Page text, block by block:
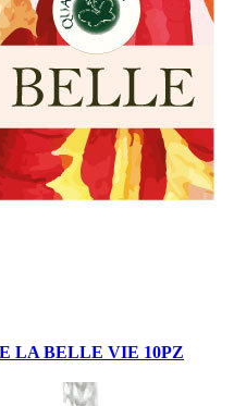
LA BELLE VIE 10PZ